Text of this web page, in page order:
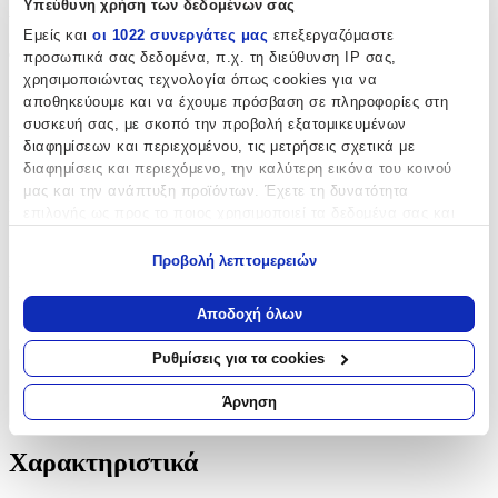
Υπεύθυνη χρήση των δεδομένων σας
Εμείς και οι 1022 συνεργάτες μας επεξεργαζόμαστε
προσωπικά σας δεδομένα, π.χ. τη διεύθυνση IP σας,
χρησιμοποιώντας τεχνολογία όπως cookies για να
αποθηκεύουμε και να έχουμε πρόσβαση σε πληροφορίες στη
συσκευή σας, με σκοπό την προβολή εξατομικευμένων
διαφημίσεων και περιεχομένου, τις μετρήσεις σχετικά με
διαφημίσεις και περιεχόμενο, την καλύτερη εικόνα του κοινού
μας και την ανάπτυξη προϊόντων. Έχετε τη δυνατότητα
Να συλλέξουμε πληροφορίες σχετικά με τη γεωγραφική
σας τοποθεσία, οι οποίες μπορεί να είναι ακριβείς σε
απόσταση μερικών μέτρων
Να αναγνωρίσουμε τη συσκευή σας σαρώνοντας ενεργά
για συγκεκριμένα χαρακτηριστικά (δακτυλικό αποτύπωμα)
Μάθετε περισσότερα σχετικά με τον τρόπο επεξεργασίας των
στηνενότητα “Λεπτομέρειες”
Προβολή λεπτομερειών
Αποδοχή όλων
Ρυθμίσεις για τα cookies
Άρνηση
Χαρακτηριστικά
Φύλο:
Κορίτσι
Χρώμα:
Λευκό
Χαρακτηριστικά
Χαρακτηριστικά